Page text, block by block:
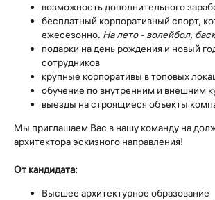
возможность дополнительного
бесплатный корпоративный спорт,
ежесезонно. На лето - волейбол,
подарки на день рождения и новый
сотрудников
крупные корпоративы в топовых
обучение по внутренним и внешним
выезды на строящиеся объекты
Мы приглашаем Вас в нашу команду на
архитектора эскизного направления!
От кандидата:
Высшее архитектурное образование